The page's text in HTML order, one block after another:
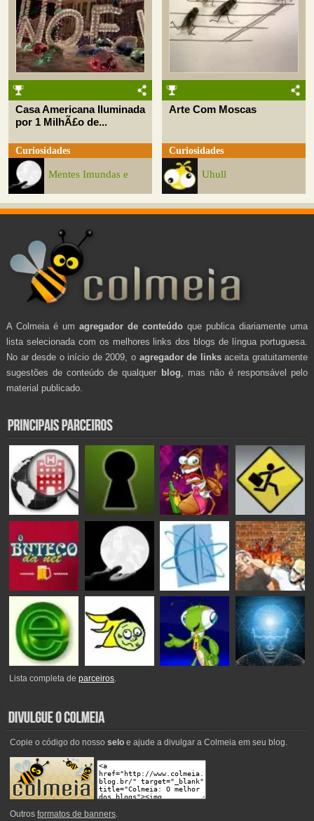
Casa Americana Iluminada
por 1 MilhÃ£o de...
Curiosidades
Mentes Imundas e
Arte Com Moscas
Curiosidades
Uhull
A Colmeia é um agregador de conteúdo que publica diariamente uma
lista selecionada com os melhores links dos blogs de língua portuguesa.
No ar desde o início de 2009, o agregador de linksaceita gratuitamente
sugestões de conteúdo de qualquer blog , mas não é responsável pelo
material publicado.
Lista completa deparceiros.
Copie o código do nosso seloe ajude a divulgar a Colmeia em seu blog.
Outros formatos de banners.